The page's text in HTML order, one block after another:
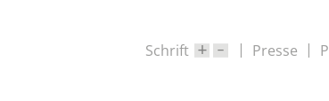
Schrift Presse